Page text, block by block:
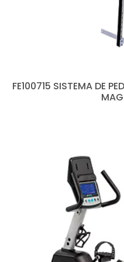
FE100715 SISTEMA DE